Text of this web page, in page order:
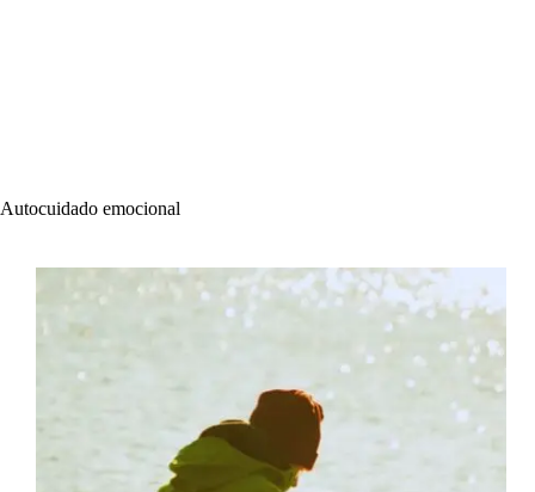
Autocuidado emocional